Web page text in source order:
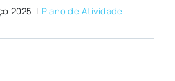
2025 | Plano de Atividade